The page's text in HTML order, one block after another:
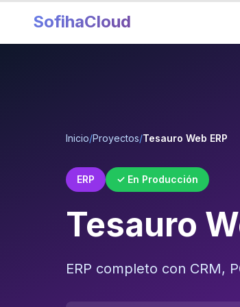
SofihaCloud
Inicio/Proyectos/Tesauro Web ERP
ERP ✓ En Producción
Tesauro
ERP completo con CRM,